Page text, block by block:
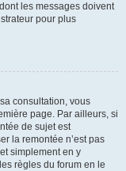
les messages doivent
pour plus
consultation, vous
page. Par ailleurs, si
de sujet est
la remontée n’est pas
simplement en y
règles du forum en le